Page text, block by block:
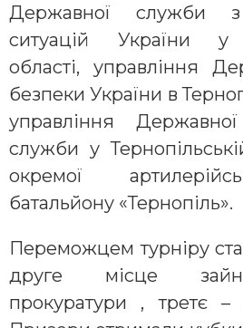
Державної служби з
ситуацій України у
області, управління
безпеки України в
управління Державної
служби у
окремої
батальйону «Тернопіль».
Переможцем турніру
друге місце
прокуратури , третє